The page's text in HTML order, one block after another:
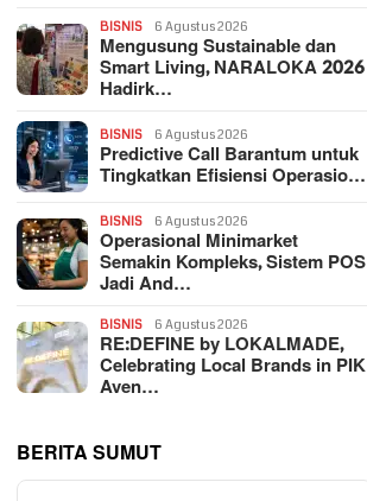
BISNIS 6 Agustus 2026
Mengusung Sustainable dan
Smart Living, NARALOKA 2026
Hadirk…
BISNIS 6 Agustus 2026
Predictive Call Barantum untuk
Tingkatkan Efisiensi Operasio…
BISNIS 6 Agustus 2026
Operasional Minimarket
Semakin Kompleks, Sistem POS
Jadi And…
BISNIS 6 Agustus 2026
RE:DEFINE by LOKALMADE,
Celebrating Local Brands in PIK
Aven…
BERITA SUMUT